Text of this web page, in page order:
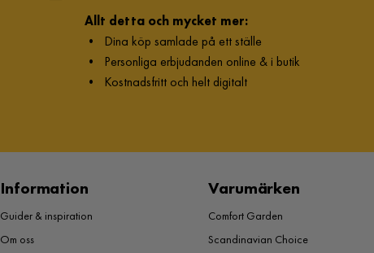
Allt detta och mycket mer:
• Dina köp samlade på ett ställe
• Personliga erbjudanden online & i butik
• Kostnadsfritt och helt digitalt
Information
Guider & inspiration
Om oss
Varumärken
Comfort Garden
Scandinavian Choice